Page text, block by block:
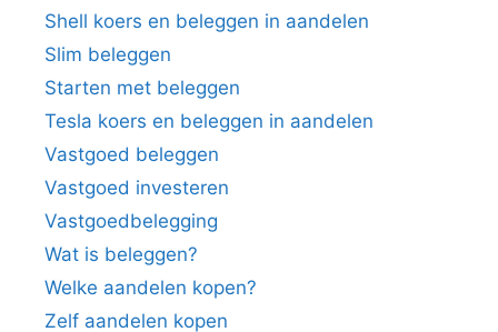
Shell koers en beleggen in aandelen
Slim beleggen
Starten met beleggen
Tesla koers en beleggen in aandelen
Vastgoed beleggen
Vastgoed investeren
Vastgoedbelegging
Wat is beleggen?
Welke aandelen kopen?
Zelf aandelen kopen